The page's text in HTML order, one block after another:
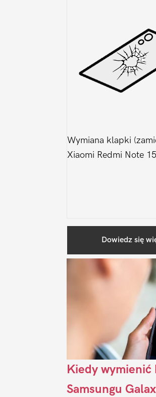
Wymiana klapki
Xiaomi Redmi Note
Dowiedz się
Kiedy wymienić
Samsungu